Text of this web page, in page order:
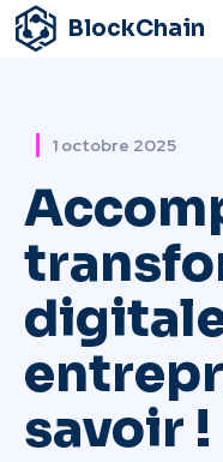
BlockChain
1 octobre 2025
savoir !